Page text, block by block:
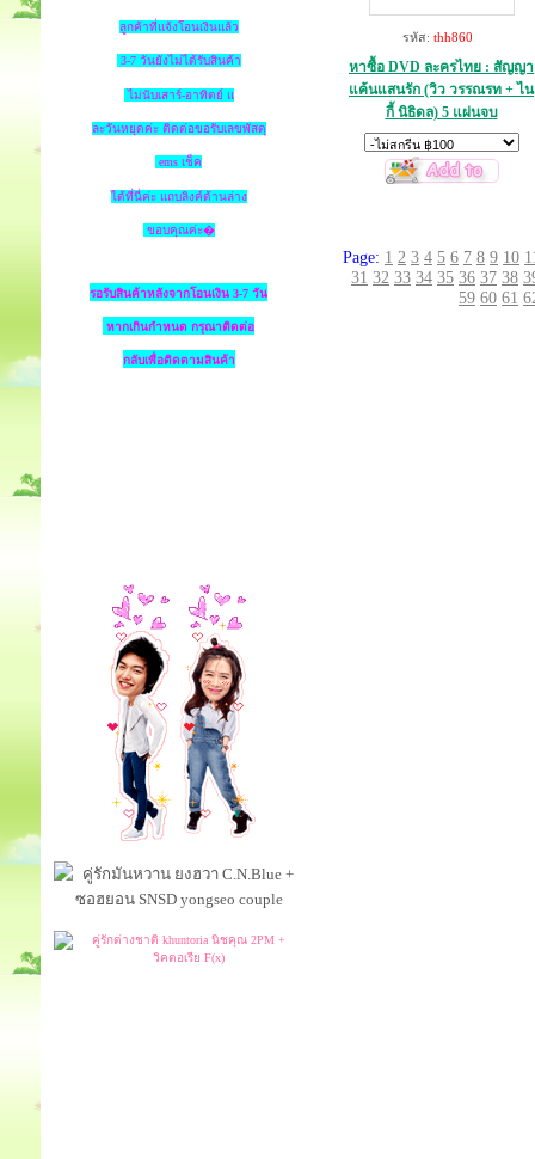
ลูกค้าที่แจ้งโอนเงินแล้ว
3-7 วันยังไม่ได้รับสินค้า
ไม่นับเสาร์-อาทิตย์ แ
ละวันหยุดค่ะ ติดต่อขอรับเลขพัสดุ
ems เช็ค
ได้ที่นี่ค่ะ แถบลิงค์ด้านล่าง
ขอบคุณค่ะ�
รอรับสินค้าหลังจากโอนเงิน 3-7 วัน
หากเกินกำหนด กรุณาติดต่อ
กลับเพื่อติดตามสินค้า
รหัส: thh860
หาซื้อ DVD ละครไทย : สัญญา
แค้นแสนรัก (วิว วรรณรท + ไน
กี้ นิธิดล) 5 แผ่นจบ
Page: 1 2 3 4 5 6 7 8 9 10
31 32 33 34 35 36 37 38
59 60 61